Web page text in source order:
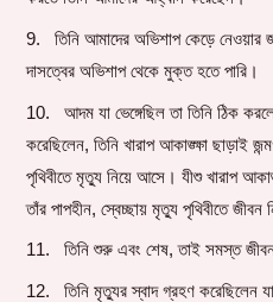
তিনি আমাদের অভিশাপ কেড়ে
দাসত্বের অভিশাপ থেকে মুক্ত হতে পারি।
আদম যা ভেঙ্গেছিল তা তিনি ঠিক
করেছিলেন, তিনি খারাপ আকাঙ্ক্ষা ছাড়াই
পৃথিবীতে মৃত্যু নিয়ে আসে। যীশু খারাপ
তাঁর পাপহীন, স্বেচ্ছায় মৃত্যু পৃথিবীতে জীবন
তিনি শুরু এবং শেষ, তাই সমস্ত
তিনি মৃত্যুর স্বাদ গ্রহণ করেছিলেন